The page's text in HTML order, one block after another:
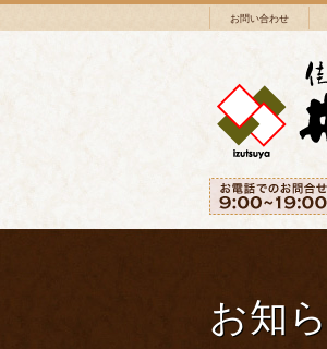
お問い合わせ
お知